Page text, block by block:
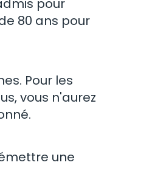
pour
80 ans pour
Pour les
vous n'aurez
une